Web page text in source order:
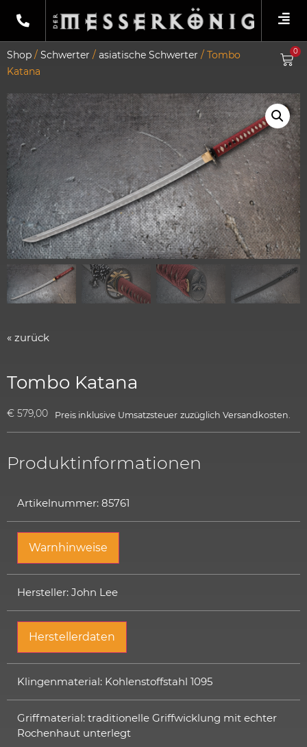
0
Shop / Schwerter / asiatische Schwerter / Tombo
Katana
« zurück
Tombo Katana
€ 579,00 Preis inklusive Umsatzsteuer zuzüglich Versandkosten.
Produktinformationen
Artikelnummer: 85761
Warnhinweise
Hersteller: John Lee
Herstellerdaten
Klingenmaterial: Kohlenstoffstahl 1095
Griffmaterial: traditionelle Griffwicklung mit echter
Rochenhaut unterlegt